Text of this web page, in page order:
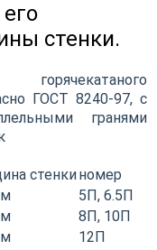
стенки.
ГОСТ 8240-97, с
гранями
стенкиномер
5П, 6.5П
8П, 10П
12П